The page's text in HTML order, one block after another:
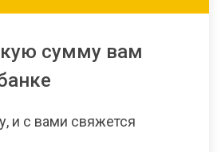
сумму вам
и с вами свяжется